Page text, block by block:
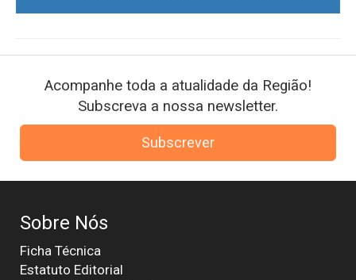
Acompanhe toda a atualidade da Região!
Subscreva a nossa newsletter.
Subscrever
Sobre Nós
Ficha Técnica
Estatuto Editorial